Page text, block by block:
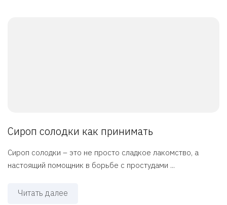
Сироп солодки как принимать
Сироп солодки – это не просто сладкое лакомство, а
настоящий помощник в борьбе с простудами ...
Читать далее